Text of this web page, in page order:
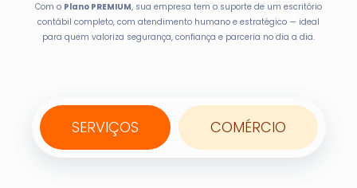
Com o Plano PREMIUM, sua empresa tem o suporte de um escritório
contábil completo, com atendimento humano e estratégico — ideal
para quem valoriza segurança, confiança e parceria no dia a dia.
SERVIÇOS COMÉRCIO